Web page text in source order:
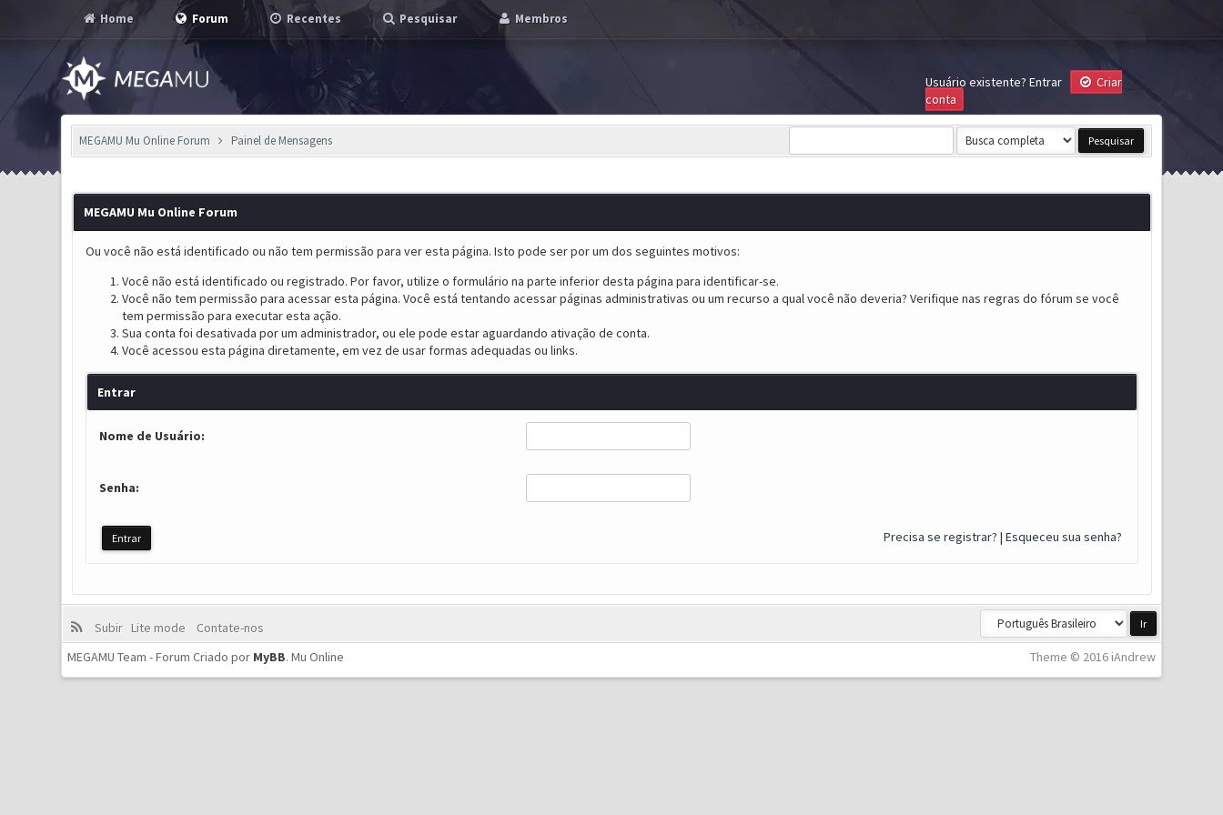
Home Forum Recentes Pesquisar Membros
Usuário existente? Entrar
Criar
conta
MEGAMU Mu Online Forum Painel de Mensagens
MEGAMU Mu Online Forum
Ou você não está identificado ou não tem permissão para ver esta página. Isto pode ser por um dos seguintes motivos:
Você não está identificado ou registrado. Por favor, utilize o formulário na parte inferior desta página para identificar-se.
Você não tem permissão para acessar esta página. Você está tentando acessar páginas administrativas ou um recurso a qual você não deveria? Verifique nas regras do fórum se você
tem permissão para executar esta ação.
Sua conta foi desativada por um administrador, ou ele pode estar aguardando ativação de conta.
Você acessou esta página diretamente, em vez de usar formas adequadas ou links.
Entrar
Nome de Usuário:
Senha:
Precisa se registrar? | Esqueceu sua senha?
Subir Lite mode
Contate-nos
Theme © 2016 iAndrew
MEGAMU Team - Forum Criado por MyBB.Mu Online